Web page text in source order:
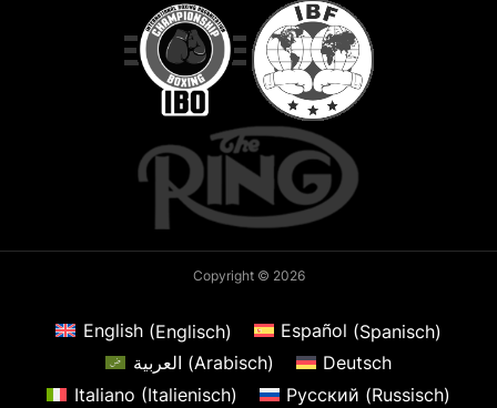
Copyright © 2026
English(Englisch) Español (Spanisch)
العربية (Arabisch)
Deutsch
Italiano (Italienisch) Русский (Russisch)